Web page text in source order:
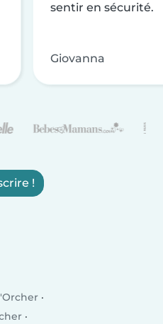
sentir en sécurité.
Giovanna
!